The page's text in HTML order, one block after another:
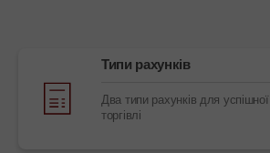
Типи рахунків
Два типи рахунків для успішної
торгівлі